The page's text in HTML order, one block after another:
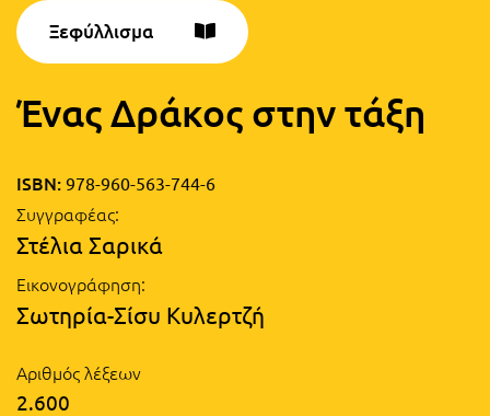
Θεματικά
Βιβλία
Δραστηριοτήτων
Εκπαίδευση
STE(A)M
Εκπαίδευση
ενηλίκων –
Μάθηση
Τάξη
Λύκειο
Τάξη
Τάξη
Ένας Δράκος στην τάξη
ISBN: 978-960-563-744-6
Συγγραφέας:
Στέλια Σαρικά
Εικονογράφηση:
Σωτηρία-Σίσυ Κυλερτζή
Αριθμός λέξεων
2.600
Ξεφύλλισμα